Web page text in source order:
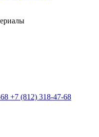
+7 (812) 318-47-68